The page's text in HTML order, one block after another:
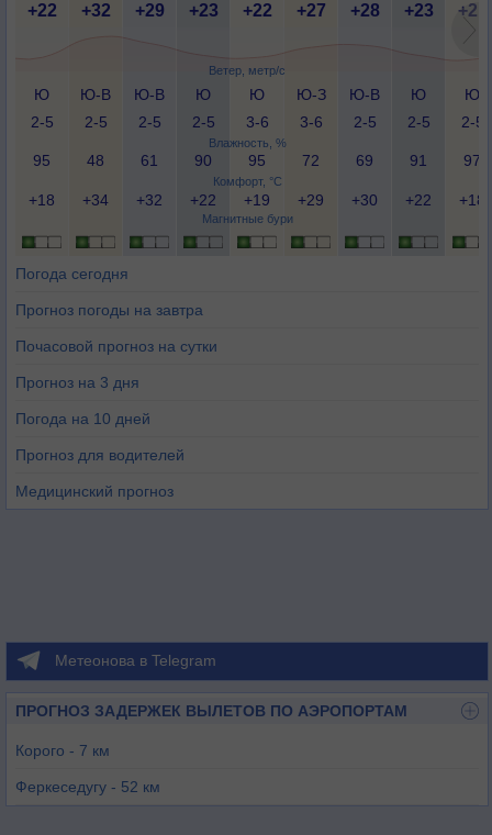
Ветер, метр/с
Влажность, %
Комфорт, °C
Магнитные бури
+22 +32 +29 +23 +22 +27 +28 +23 +21
Ю
2-5
Ю-В
2-5
Ю-В
2-5
Ю
2-5
Ю
3-6
Ю-З
3-6
Ю-В
2-5
Ю
2-5
Ю
2-5
95 48 61 90 95 72 69 91 97
+18 +34 +32 +22 +19 +29 +30 +22 +18
Погода сегодня
Прогноз погоды на завтра
Почасовой прогноз на сутки
Прогноз на 3 дня
Погода на 10 дней
Прогноз для водителей
Медицинский прогноз
Метеонова в Telegram
ПРОГНОЗ ЗАДЕРЖЕК ВЫЛЕТОВ ПО АЭРОПОРТАМ
Корого - 7 км
Феркеседугу - 52 км